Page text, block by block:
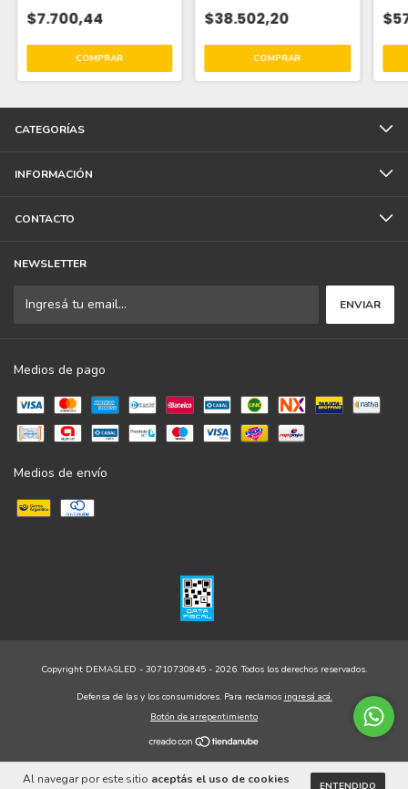
Al navegar por este sitio aceptás el uso de cookies
ENTENDIDO
$7.700,44 $38.502,20
CATEGORÍAS
INFORMACIÓN
CONTACTO
NEWSLETTER
Medios de pago
Medios de envío
Copyright DEMASLED - 30710730845 - 2026. Todos los derechos reservados.
Defensa de las y los consumidores. Para reclamos ingresá acá.
Botón de arrepentimiento